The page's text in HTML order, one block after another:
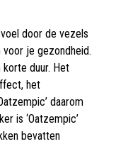
door de vezels
je gezondheid.
korte duur. Het
het
daarom
is ‘Oatzempic’
bevatten